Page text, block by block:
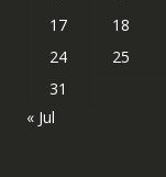
17
18
24
25
31
« Jul